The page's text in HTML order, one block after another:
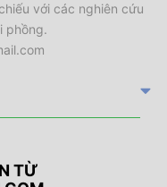
với các nghiên cứu
phồng.
TỪ